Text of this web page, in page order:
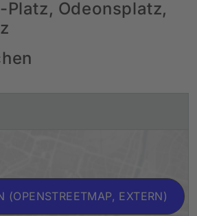
Odeonsplatz,
(OPENSTREETMAP, EXTERN)